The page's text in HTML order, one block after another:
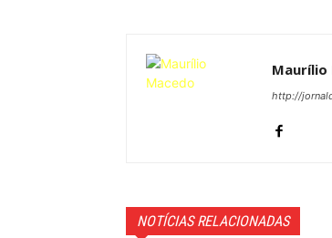
Maurílio
http://
NOTÍCIAS RELACIONADAS